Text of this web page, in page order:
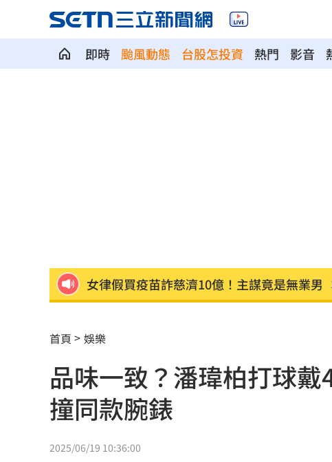
即時 颱風動態 台股怎投資 熱門 影音
白海豚逼近「會發陸警」？氣象署最新說明
台中社宅文宣驚見中國國徽 林楚茵轟這句
談中聯風波 蘇南維:靠近選舉怎麼講都失焦
每投1元創1.8倍影響 凱基金永續布局結果
羅志祥談偶像飯撒互動 認了：開心最重要
首頁 娛樂
品味一致？潘瑋柏打球
撞同款腕錶
2025/06/19 10:36:00